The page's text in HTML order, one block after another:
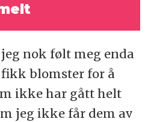
nok følt meg enda
blomster for å
ikke har gått helt
jeg ikke får dem av